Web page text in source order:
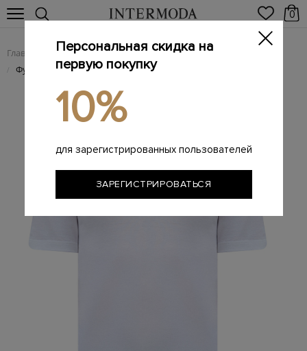
0
Главная Мужчинам / Одежда / Футболки
/ Футболка из тонкого хлопка с потайной вязаной вставкой
Персональная скидка на
первую покупку
10%
для зарегистрированных пользователей
ЗАРЕГИСТРИРОВАТЬСЯ